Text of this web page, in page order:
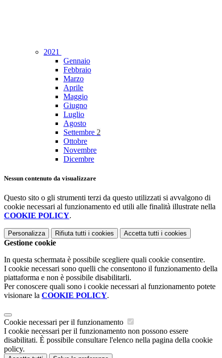
2021
Gennaio
Febbraio
Marzo
Aprile
Maggio
Giugno
Luglio
Agosto
Settembre 2
Ottobre
Novembre
Dicembre
Nessun contenuto da visualizzare
Questo sito o gli strumenti terzi da questo utilizzati si avvalgono di
cookie necessari al funzionamento ed utili alle finalità illustrate nella
COOKIE POLICY.
Personalizza Rifiuta tutti i cookies Accetta tutti i cookies
Gestione cookie
In questa schermata è possibile scegliere quali cookie consentire.
I cookie necessari sono quelli che consentono il funzionamento della
piattaforma e non è possibile disabilitarli.
Per conoscere quali sono i cookie necessari al funzionamento potete
visionare la COOKIE POLICY.
Cookie necessari per il funzionamento
I cookie necessari per il funzionamento non possono essere
disabilitati. È possibile consultare l'elenco nella pagina della cookie
policy.